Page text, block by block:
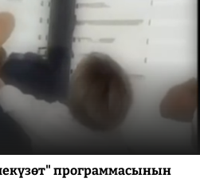
программасынын